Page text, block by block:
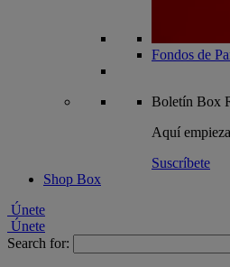
Fondos de
Boletín Box
Aquí
Suscríbete
Shop Box
Únete
Únete
Search for: